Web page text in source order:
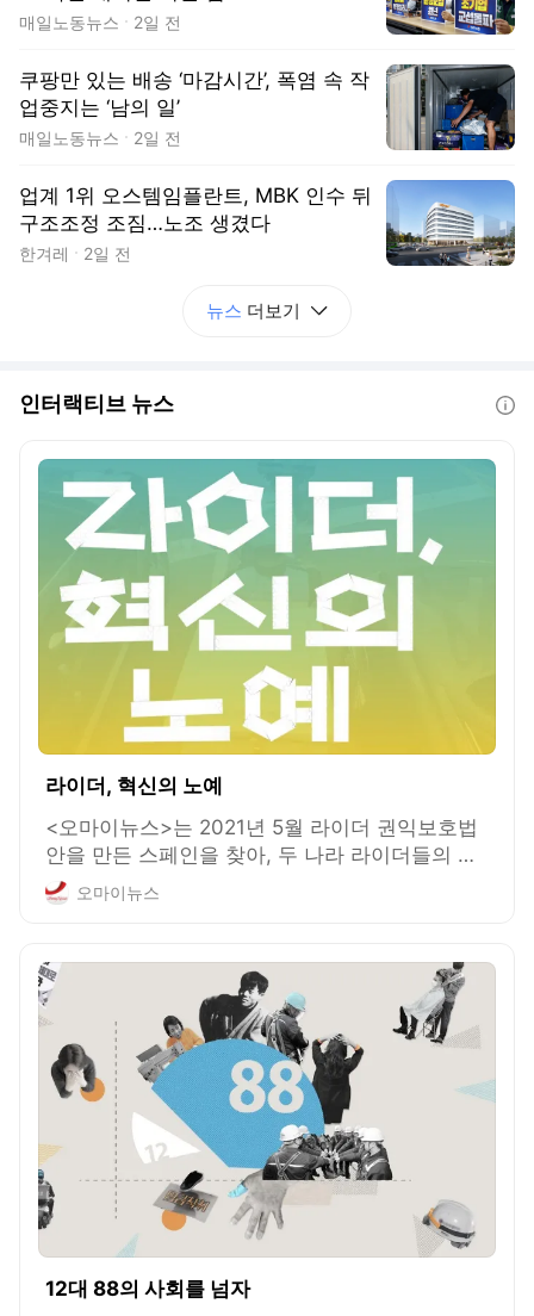
매일노동뉴스 2일 전
쿠팡만 있는 배송 ‘마감시간’, 폭염 속 작
업중지는 ‘남의 일’
매일노동뉴스 2일 전
업계 1위 오스템임플란트, MBK 인수 뒤
구조조정 조짐…노조 생겼다
한겨레 2일 전
뉴스 더보기
인터랙티브 뉴스
라이더, 혁신의 노예
<오마이뉴스>는 2021년 5월 라이더 권익보호법
안을 만든 스페인을 찾아, 두 나라 라이더들의 일
상이 어떻게 다른지 그 나라의 변화가 우리에게
던지는 시사점은 무엇인지 들여다봤습니다.
오마이뉴스
12대 88의 사회를 넘자